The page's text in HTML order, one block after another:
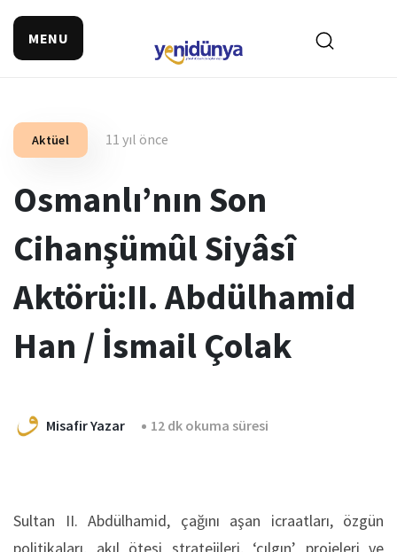
MENU
Aktüel 11 yıl önce
Osmanlı’nın Son
Cihanşümûl Siyâsî
Aktörü:II. Abdülhamid
Han / İsmail Çolak
Misafir Yazar 12 dk okuma süresi
Sultan II. Abdülhamid, çağını aşan icraatları, özgün